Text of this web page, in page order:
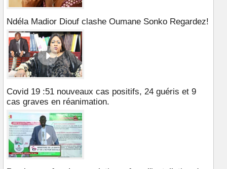
Ndéla Madior Diouf clashe Oumane Sonko Regardez!
Covid 19 :51 nouveaux cas positifs, 24 guéris et 9
cas graves en réanimation.